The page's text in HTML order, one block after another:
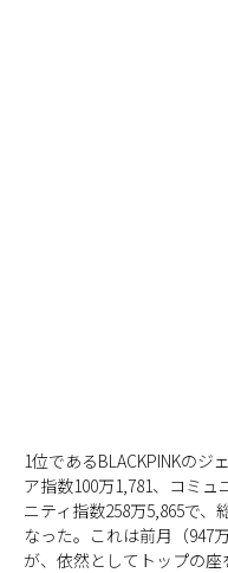
1位であるBLACKPINKのジ
ア指数100万1,781、コミュ
ニティ指数258万5,865で、
なった。これは前月（947
が、依然としてトップの座